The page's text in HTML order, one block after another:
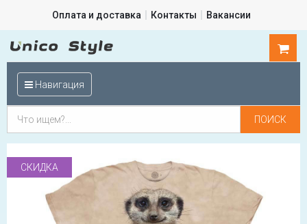
Оплата и доставка Контакты Вакансии
Навигация
СКИДКА